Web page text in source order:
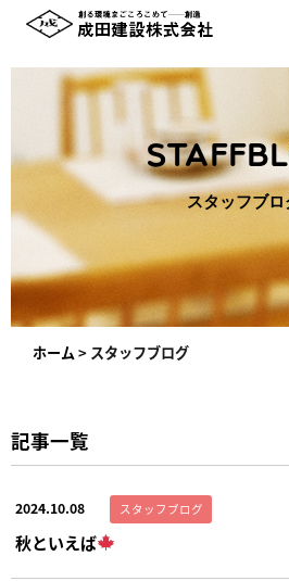
スタッフブロ
ホーム > スタッフブログ
記事一覧
2024.10.08 スタッフブログ
秋といえば